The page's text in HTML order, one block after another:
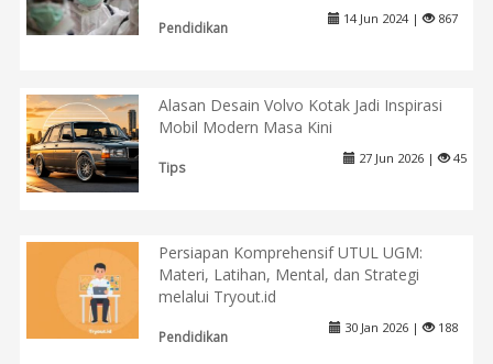
Pendidikan
14 Jun 2024 | 867
Alasan Desain Volvo Kotak Jadi Inspirasi
Mobil Modern Masa Kini
Tips
27 Jun 2026 | 45
Persiapan Komprehensif UTUL UGM:
Materi, Latihan, Mental, dan Strategi
melalui Tryout.id
Pendidikan
30 Jan 2026 | 188